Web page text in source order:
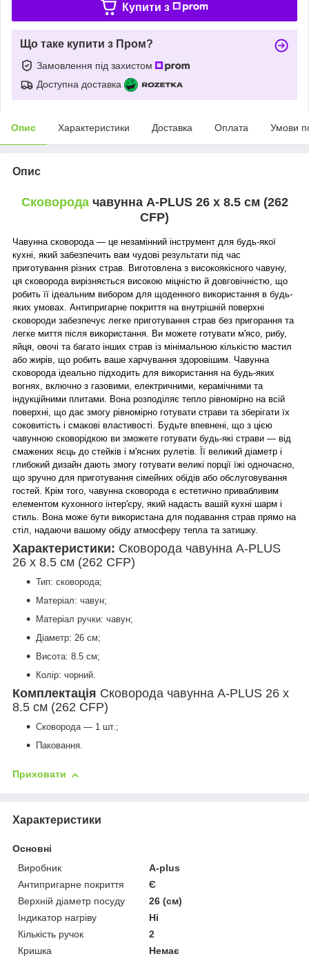
Купити з
Що таке купити з Пром?
Замовлення під захистом
Доступна доставка
Опис Характеристики Доставка Оплата Умови
Опис
Сковородачавунна A-PLUS 26 х 8.5 см (262
CFP)
Чавунна сковорода — це незамінний інструмент для будь-якої
кухні, який забезпечить вам чудові результати під час
приготування різних страв. Виготовлена з високоякісного чавуну,
ця сковорода вирізняється високою міцністю й довговічністю, що
робить її ідеальним вибором для щоденного використання в будь-
яких умовах. Антипригарне покриття на внутрішній поверхні
сковороди забезпечує легке приготування страв без пригорання та
легке миття після використання. Ви можете готувати м'ясо, рибу,
яйця, овочі та багато інших страв із мінімальною кількістю мастил
або жирів, що робить ваше харчування здоровішим. Чавунна
сковорода ідеально підходить для використання на будь-яких
вогнях, включно з газовими, електричними, керамічними та
індукційними плитами. Вона розподіляє тепло рівномірно на всій
поверхні, що дає змогу рівномірно готувати страви та зберігати їх
соковитість і смакові властивості. Будьте впевнені, що з цією
чавунною сковорідкою ви зможете готувати будь-які страви — від
смажених яєць до стейків і м'ясних рулетів. Її великий діаметр і
глибокий дизайн дають змогу готувати великі порції їжі одночасно,
що зручно для приготування сімейних обідів або обслуговування
гостей. Крім того, чавунна сковорода є естетично привабливим
елементом кухонного інтер'єру, який надасть вашій кухні шарм і
стиль. Вона може бути використана для подавання страв прямо на
стіл, надаючи вашому обіду атмосферу тепла та затишку.
Характеристики: Сковорода чавунна A-PLUS
26 х 8.5 см (262 CFP)
Тип: сковорода;
Матеріал: чавун;
Матеріал ручки: чавун;
Діаметр: 26 см;
Висота: 8.5 см;
Колір: чорний.
Комплектація Сковорода чавунна A-PLUS 26 х
8.5 см (262 CFP)
Сковорода — 1 шт.;
Паковання.
Приховати
Характеристики
Основні
Виробник
A-plus
Антипригарне покриття
Є
Верхній діаметр посуду
26 (см)
Індикатор нагріву
Ні
Кількість ручок
2
Кришка
Немає